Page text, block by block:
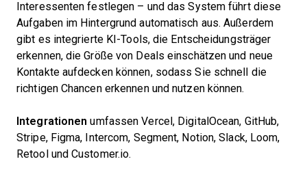
Interessenten festlegen – und das System führt diese
Aufgaben im Hintergrund automatisch aus. Außerdem
gibt es integrierte KI-Tools, die Entscheidungsträger
erkennen, die Größe von Deals einschätzen und neue
Kontakte aufdecken können, sodass Sie schnell die
richtigen Chancen erkennen und nutzen können.
Integrationen umfassen Vercel, DigitalOcean, GitHub,
Stripe, Figma, Intercom, Segment, Notion, Slack, Loom,
Retool und Customer.io.